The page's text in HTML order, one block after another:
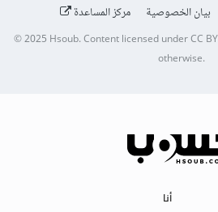
بيان الخصوصية مركز المساعدة
© 2025Hsoub.Content licensed underCC
otherwise.